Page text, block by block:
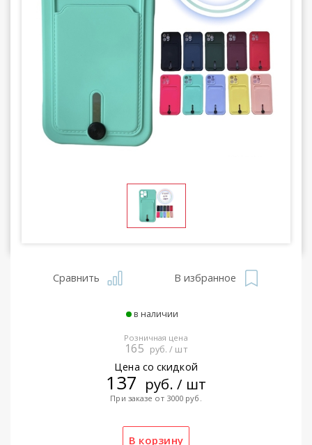
Сравнить В избранное
в наличии
Розничная цена
165 руб. / шт
Цена со скидкой
137 руб. / шт
При заказе от 3000 руб.